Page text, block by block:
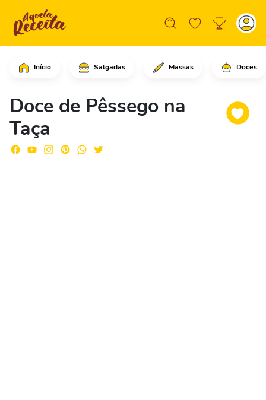
Início Salgadas Massas Doces
Doce de Pêssego na
Taça
Comece separando 5 pêssegos da